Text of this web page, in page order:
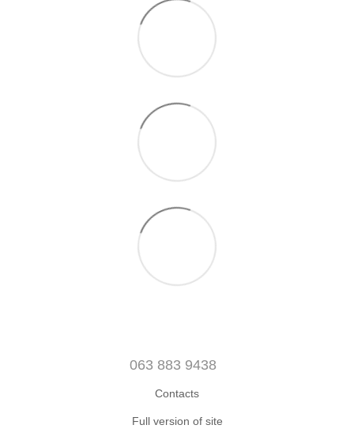
063 883 9438
Contacts
Full version of site